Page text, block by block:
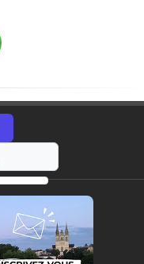
https://radio-g.fr?1632